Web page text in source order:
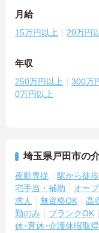
月給
15万円以上 20万円
年収
250万円以上 300万
0万円以上
埼玉県戸田市の
夜勤専従 駅から徒
宅手当・補助
オー
求人
無資格OK 高
勤のみ
ブランクOK
休･育休･介護休暇取